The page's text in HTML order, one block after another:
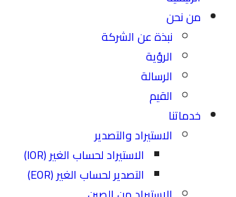
من نحن
نبذة عن الشركة
الرؤية
الرسالة
القيم
خدماتنا
الاستيراد والتصدير
الاستيراد لحساب الغير (IOR)
التصدير لحساب الغير (EOR)